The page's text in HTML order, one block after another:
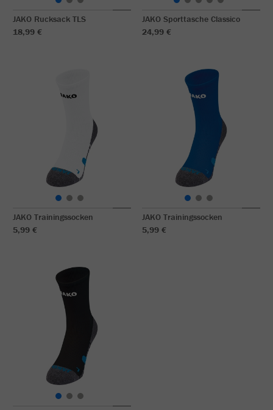
JAKO Rucksack TLS
18,99 €
JAKO Sporttasche Classico
24,99 €
JAKO Trainingssocken
5,99 €
JAKO Trainingssocken
5,99 €